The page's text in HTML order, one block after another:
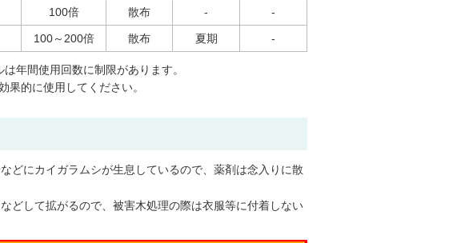
100倍 散布 - -
100～200倍 散布 夏期 -
年間使用回数に制限があります。
果的に使用してください。
どにカイガラムシが生息しているので、薬剤は念入りに散
どして拡がるので、被害木処理の際は衣服等に付着しない